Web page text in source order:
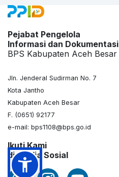
Pejabat Pengelola
Informasi dan Dokumentasi
BPS Kabupaten Aceh Besar
Jln. Jenderal Sudirman No. 7
Kota Jantho
Kabupaten Aceh Besar
F. (0651) 92177
e-mail: bps1108@bps.go.id
Ikuti Kami
di Media Sosial